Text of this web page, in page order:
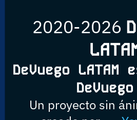
2020-2026
DeVuego
DeVuego
Un proyecto sin